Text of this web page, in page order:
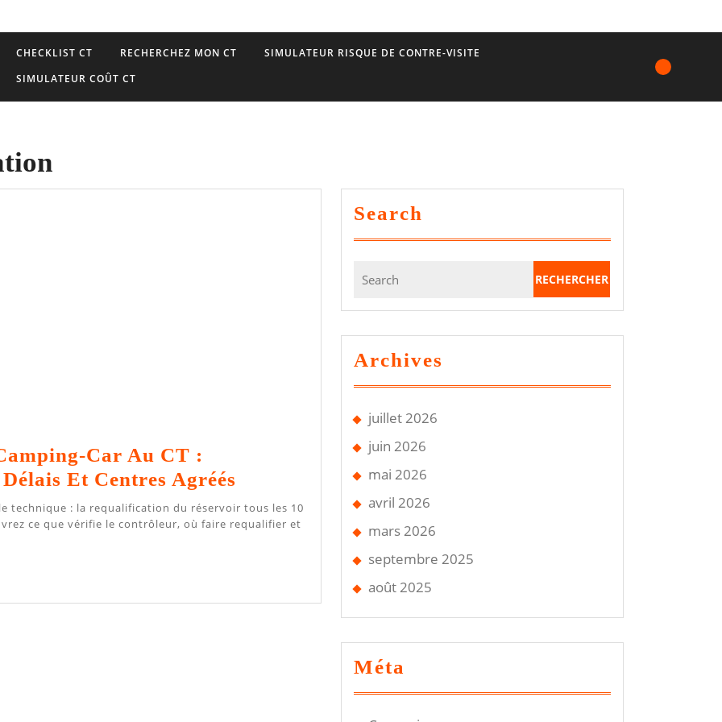
CHECKLIST CT RECHERCHEZ MON CT
SIMULATEUR RISQUE DE CONTRE-VISITE
SIMULATEUR COÛT CT
Car Au CT :
Et Centres Agréés
GPL
Camping-
CT
Requalification,
ce que vérifie le contrôleur, où faire requalifier et
Search
for:
Archives
juillet 2026
juin 2026
mai 2026
avril 2026
mars 2026
septembre 2025
août 2025
Méta